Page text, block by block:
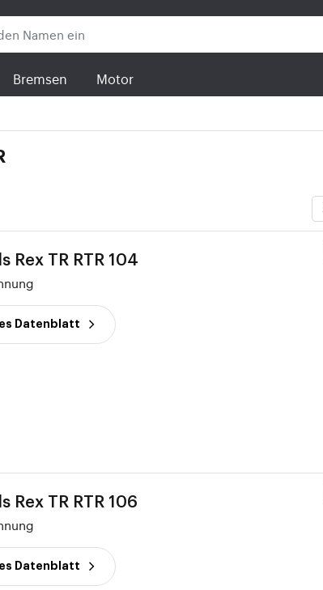
Bremsen Motor
Rex TR RTR 104
Datenblatt
Rex TR RTR 106
Datenblatt